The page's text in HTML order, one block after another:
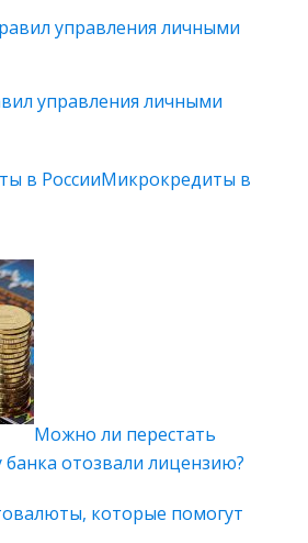
управления личными
Микрокредиты в
Можно ли перестать
банка отозвали лицензию?